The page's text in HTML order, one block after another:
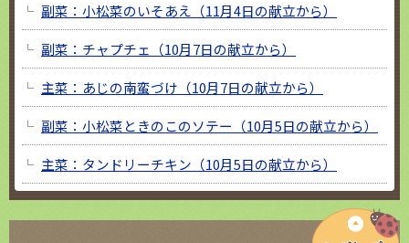
副菜：小松菜のいそあえ（11月4日の献立から）
副菜：チャプチェ（10月7日の献立から）
主菜：あじの南蛮づけ（10月7日の献立から）
副菜：小松菜ときのこのソテー（10月5日の献立から）
主菜：タンドリーチキン（10月5日の献立から）